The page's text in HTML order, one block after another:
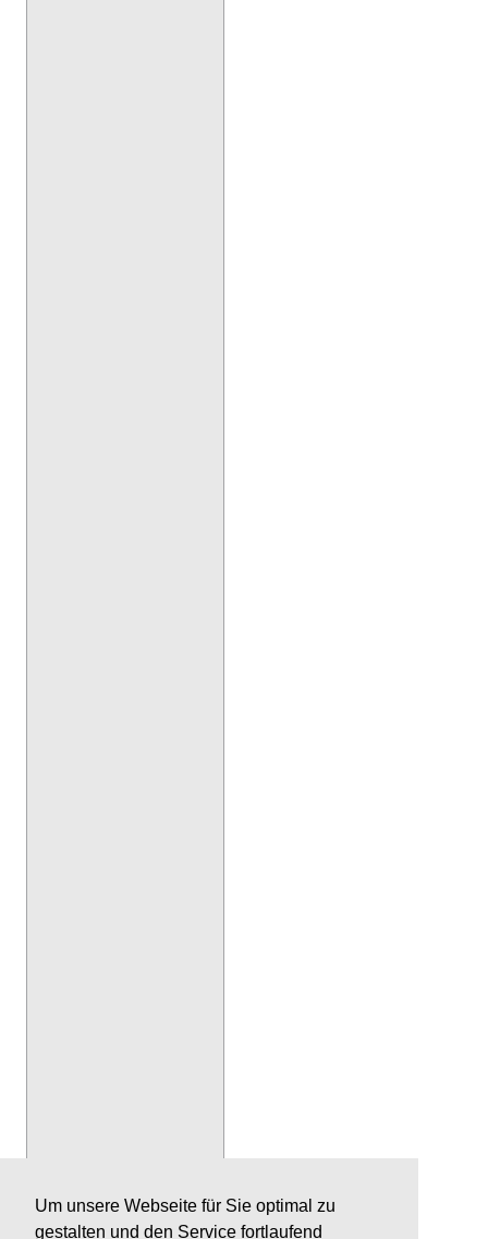
Um unsere Webseite für Sie optimal zu
gestalten und den Service fortlaufend